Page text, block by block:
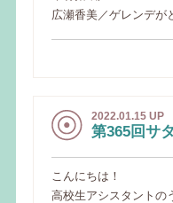
広瀬香美／ゲレンデが
2022.01.15 UP
第365回サ
こんにちは！
高校生アシスタントの